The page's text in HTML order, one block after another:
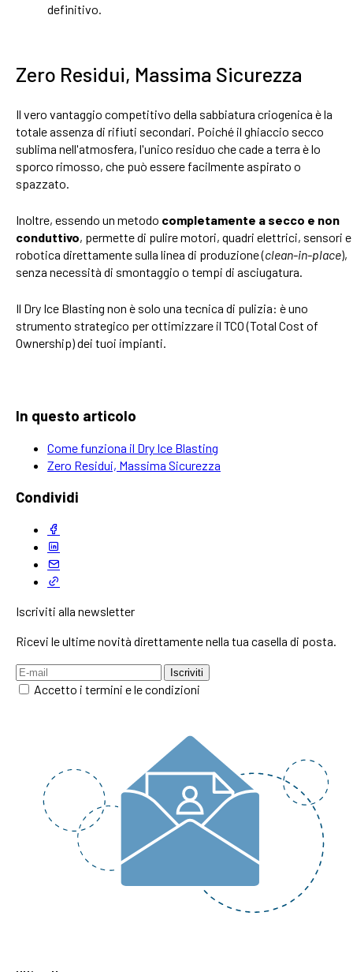
definitivo.
Zero Residui, Massima Sicurezza
Il vero vantaggio competitivo della sabbiatura criogenica è la
totale assenza di rifiuti secondari. Poiché il ghiaccio secco
sublima nell'atmosfera, l'unico residuo che cade a terra è lo
sporco rimosso, che può essere facilmente aspirato o
spazzato.
Inoltre, essendo un metodo completamente a secco e non
conduttivo, permette di pulire motori, quadri elettrici, sensori e
robotica direttamente sulla linea di produzione (clean-in-place),
senza necessità di smontaggio o tempi di asciugatura.
Il Dry Ice Blasting non è solo una tecnica di pulizia: è uno
strumento strategico per ottimizzare il TCO (Total Cost of
Ownership) dei tuoi impianti.
In questo articolo
Come funziona il Dry Ice Blasting
Zero Residui, Massima Sicurezza
Condividi
Iscriviti alla newsletter
Ricevi le ultime novità direttamente nella tua casella di posta.
Iscriviti
Accetto i termini e le condizioni